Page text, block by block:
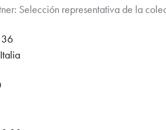
Selección representativa de la
36